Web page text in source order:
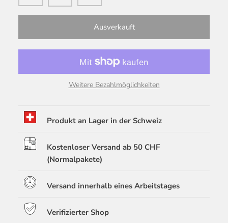
Ausverkauft
Weitere Bezahlmöglichkeiten
Produkt an Lager in der Schweiz
Kostenloser Versand ab 50 CHF
(Normalpakete)
Versand innerhalb eines Arbeitstages
Verifizierter Shop